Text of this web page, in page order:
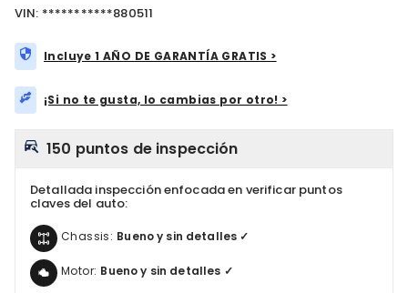
VIN: ***********880511
Incluye 1 AÑO DE GARANTÍA GRATIS >
¡Si no te gusta, lo cambias por otro! >
150 puntos de inspección
Detallada inspección enfocada en verificar puntos
claves del auto:
Chassis: Bueno y sin detalles ✓
Motor: Bueno y sin detalles ✓